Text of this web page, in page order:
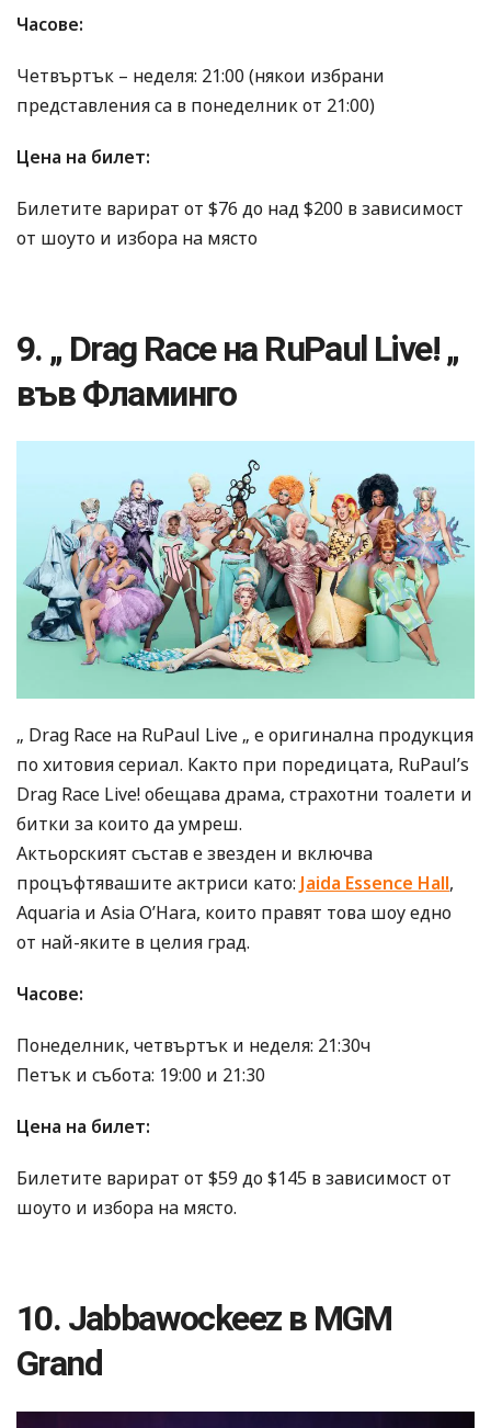
Часове:
Четвъртък – неделя: 21:00 (някои избрани
представления са в понеделник от 21:00)
Цена на билет:
Билетите варират от $76 до над $200 в зависимост
от шоуто и избора на място
9. „ Drag Race на RuPaul Live! „
във Фламинго
„ Drag Race на RuPaul Live „ е оригинална продукция
по хитовия сериал. Както при поредицата, RuPaul’s
Drag Race Live! обещава драма, страхотни тоалети и
битки за които да умреш.
Актьорският състав е звезден и включва
процъфтявашите актриси като: Jaida Essence Hall,
Aquaria и Asia O’Hara, които правят това шоу едно
от най-яките в целия град.
Часове:
Понеделник, четвъртък и неделя: 21:30ч
Петък и събота: 19:00 и 21:30
Цена на билет:
Билетите варират от $59 до $145 в зависимост от
шоуто и избора на място.
10. Jabbawockeez в MGM
Grand